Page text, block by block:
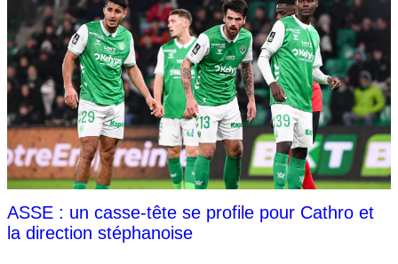
ASSE : un casse-tête se profile pour Cathro et
la direction stéphanoise